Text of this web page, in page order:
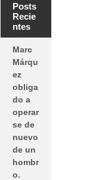
Posts
Recie
ntes
Marc
Márqu
ez
obliga
do a
operar
se de
nuevo
de un
hombr
o.